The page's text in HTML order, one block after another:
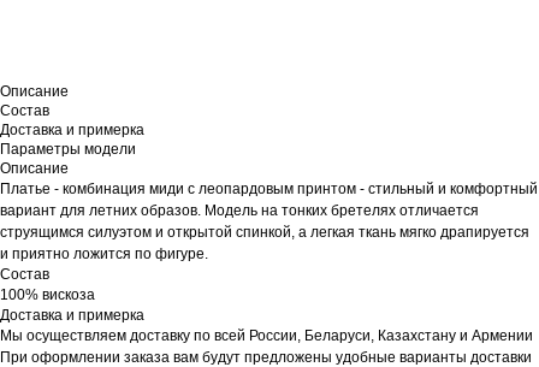
Описание
Состав
Доставка и примерка
Параметры модели
Описание
Платье - комбинация миди с леопардовым принтом - стильный и комфортный
вариант для летних образов. Модель на тонких бретелях отличается
струящимся силуэтом и открытой спинкой, а легкая ткань мягко драпируется
и приятно ложится по фигуре.
Состав
100% вискоза
Доставка и примерка
Мы осуществляем доставку по всей России, Беларуси, Казахстану и Армении
При оформлении заказа вам будут предложены удобные варианты доставки